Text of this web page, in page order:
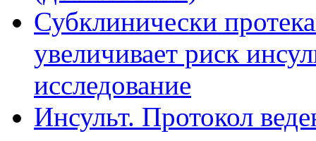
Субклинически
увеличивает риск
исследование
Инсульт. Протокол